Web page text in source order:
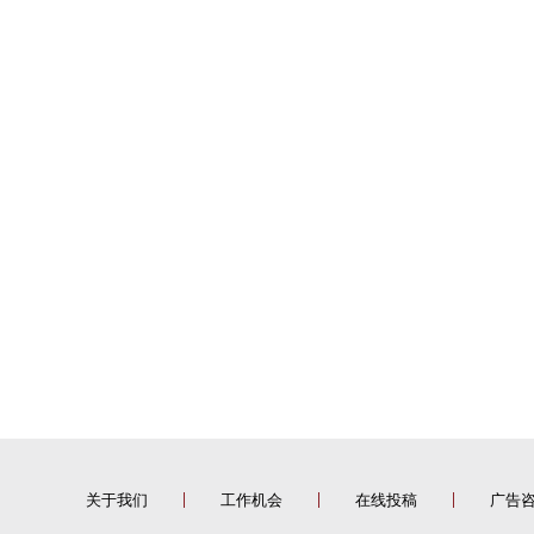
关于我们 工作机会 在线投稿 广告